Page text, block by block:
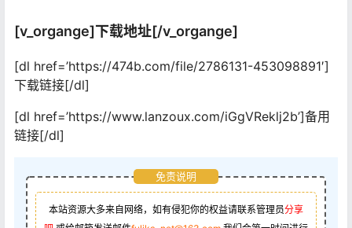
[v_organge]下载地址[/v_organge]
[dl href=’https://474b.com/file/2786131-453098891′]
下载链接[/dl]
[dl href=’https://www.lanzoux.com/iGgVReklj2b’]备用
链接[/dl]
免责说明
本站资源大多来自网络，如有侵犯你的权益请联系管理员分享